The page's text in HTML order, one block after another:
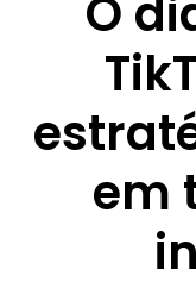
O
em